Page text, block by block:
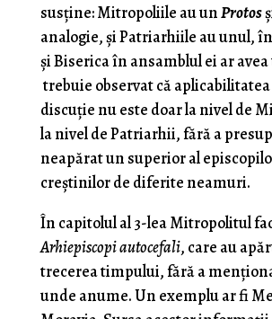
susține: Mitropoliile au unProtos
analogie, și Patriarhiile au unul,
și Biserica în ansamblul ei ar
trebuie observat că
discuție nu este doar la nivel de
la nivel de Patriarhii, fără a
neapărat un superior al
creștinilor de diferite neamuri.
În capitolul al 3-lea Mitropolitul
Arhiepiscopi autocefali, care au
trecerea timpului, fără a
unde anume. Un exemplu ar fi